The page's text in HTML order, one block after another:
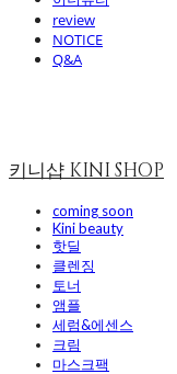
review
NOTICE
Q&A
키니샵 KINI SHOP
coming soon
Kini beauty
핫딜
클렌징
토너
앰플
세럼&에센스
크림
마스크팩